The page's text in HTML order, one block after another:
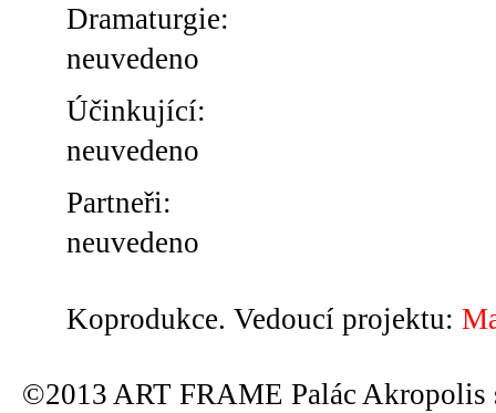
Dramaturgie:
neuvedeno
Účinkující:
neuvedeno
Partneři:
neuvedeno
Koprodukce. Vedoucí projektu:
©2013 ART FRAME Palác Akropolis